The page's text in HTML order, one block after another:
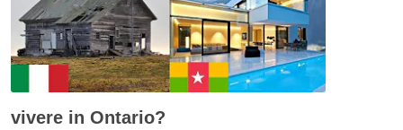
vivere in Ontario?